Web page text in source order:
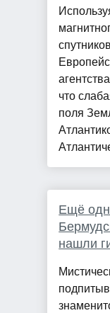
что
поля
Ещё
нашли